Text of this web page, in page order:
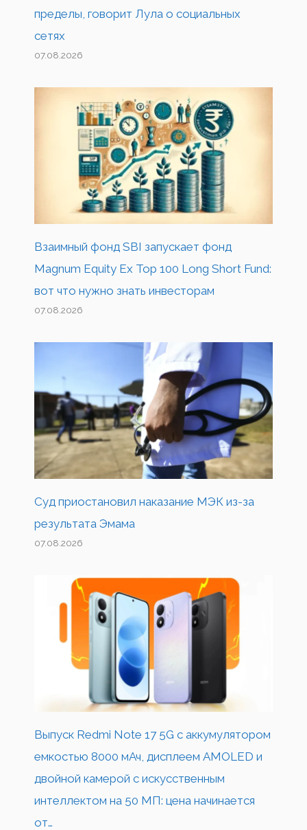
пределы, говорит Лула о социальных
сетях
07.08.2026
Взаимный фонд SBI запускает фонд
Magnum Equity Ex Top 100 Long Short Fund:
вот что нужно знать инвесторам
07.08.2026
Суд приостановил наказание МЭК из-за
результата Эмама
07.08.2026
Выпуск Redmi Note 17 5G с аккумулятором
емкостью 8000 мАч, дисплеем AMOLED и
двойной камерой с искусственным
интеллектом на 50 МП: цена начинается
от…